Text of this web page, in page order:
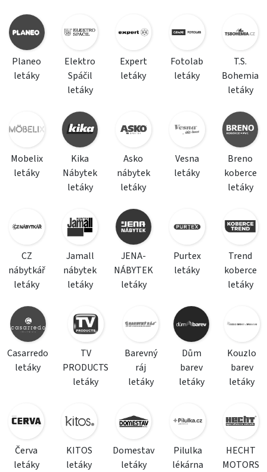
Planeo
letáky
Elektro
Spáčil
letáky
Expert
letáky
Fotolab
letáky
T.S.
Bohemia
letáky
Mobelix
letáky
Kika
Nábytek
letáky
Asko
nábytek
letáky
Vesna
letáky
Breno
koberce
letáky
CZ
nábytkář
letáky
Jamall
nábytek
letáky
JENA-
NÁBYTEK
letáky
Purtex
letáky
Trend
koberce
letáky
Casarredo
letáky
TV
PRODUCTS
letáky
Barevný
ráj
letáky
Dům
barev
letáky
Kouzlo
barev
letáky
Červa
letáky
KITOS
letáky
Domestav
letáky
Pilulka
lékárna
HECHT
MOTORS